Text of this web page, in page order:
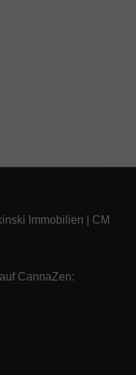
Immobilien
CM
CannaZen: